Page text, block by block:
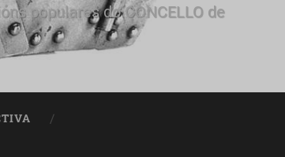
populares do CONCELLO de